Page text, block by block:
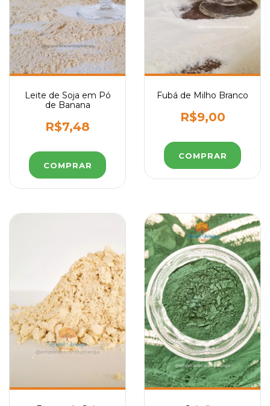
Leite de Soja em Pó
de Banana
R$7,48
COMPRAR
Fubá de Milho Branco
R$9,00
COMPRAR